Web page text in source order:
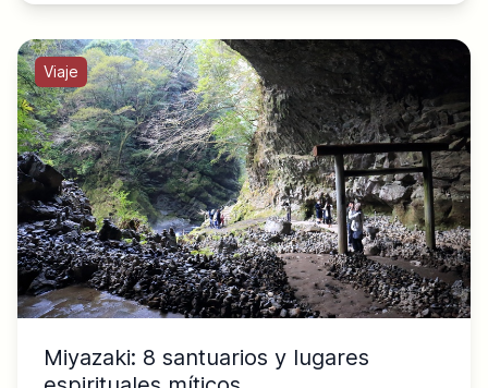
Viaje
Miyazaki: 8 santuarios y lugares